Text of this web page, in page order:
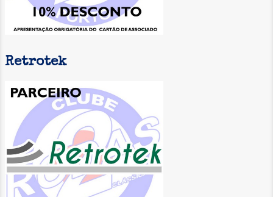
INSCRIÇÃO
Retrotek